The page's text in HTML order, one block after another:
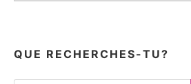
QUE RECHERCHES-TU?